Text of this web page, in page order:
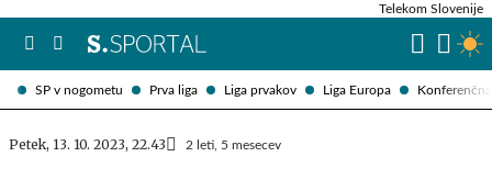
SP v nogometu Prva liga Liga prvakov Liga Europa
Telekom Slovenije
Petek, 13. 10. 2023, 22.43 2 leti, 5 mesecev